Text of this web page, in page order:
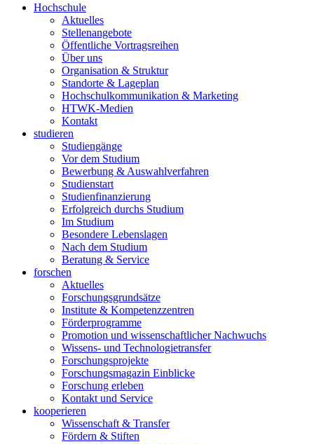
Hochschule
Aktuelles
Stellenangebote
Öffentliche Vortragsreihen
Über uns
Organisation & Struktur
Standorte & Lageplan
Hochschulkommunikation & Marketing
HTWK-Medien
Kontakt
studieren
Studiengänge
Vor dem Studium
Bewerbung & Auswahlverfahren
Studienstart
Studienfinanzierung
Erfolgreich durchs Studium
Im Studium
Besondere Lebenslagen
Nach dem Studium
Beratung & Service
forschen
Aktuelles
Forschungsgrundsätze
Institute & Kompetenzzentren
Förderprogramme
Promotion und wissenschaftlicher Nachwuchs
Wissens- und Technologietransfer
Forschungsprojekte
Forschungsmagazin Einblicke
Forschung erleben
Kontakt und Service
kooperieren
Wissenschaft & Transfer
Fördern & Stiften